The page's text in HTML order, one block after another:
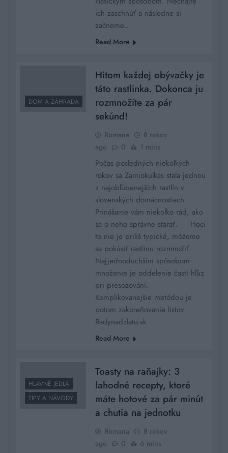
ich zaschnúť a následne si
začneme…
Read More
DOM A ZÁHRADA
Hitom každej obývačky je
táto rastlinka. Dokonca ju
rozmnožíte za pár
sekúnd!
Romana
8 rokov
ago
0 1 mins
Počas posledných niekoľkých
rokov sa Zamiokulkas stala jednou
z najobľúbenejších rastlín v
slovenských domácnostiach.
Prinášame vám niekoľko rád, ako
sa o neho správne starať. Hoci
to nie je príliš typické, môžeme
sa pokúsiť rastlinu rozmnožiť.
Najjednoduchším spôsobom
množenie je oddelenie časti hľúz
pri presozování.
Komplikovanejšie metódou je
potom zakoreňovanie listov.
Radynadzlato.sk
Read More
HLAVNÉ JEDLÁ
TIPY A NÁVODY
Toasty na raňajky: 3
lahodné recepty, ktoré
máte hotové za pár minút
a chutia na jednotku
Romana
8 rokov
ago
0 6 mins